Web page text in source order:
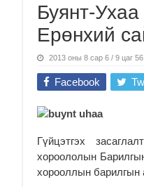
Буянт-
Ерөнхий
2013 оны 8 сар 6 / 9 цаг
Facebook
Гүйцэтгэх
хороололын
хорооллын